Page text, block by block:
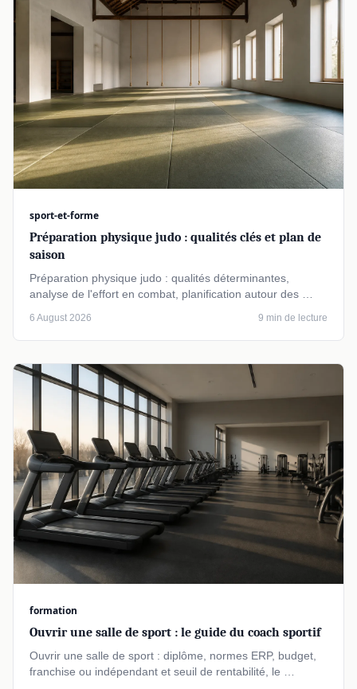
sport-et-forme
Préparation physique judo : qualités clés et plan de
saison
Préparation physique judo : qualités déterminantes,
analyse de l'effort en combat, planification autour des …
6 August 2026 9 min de lecture
formation
Ouvrir une salle de sport : le guide du coach sportif
Ouvrir une salle de sport : diplôme, normes ERP, budget,
franchise ou indépendant et seuil de rentabilité, le …